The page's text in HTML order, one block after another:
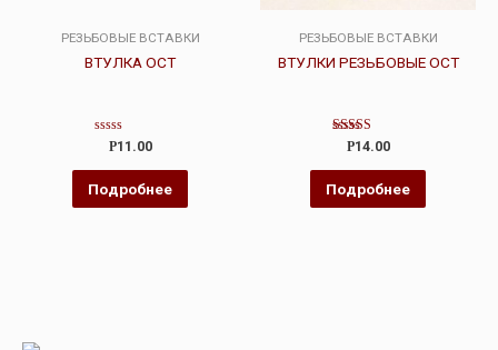
РЕЗЬБОВЫЕ ВСТАВКИ
ВТУЛКА ОСТ
Оценка
из
Р11.00
Подробнее
РЕЗЬБОВЫЕ ВСТАВКИ
ВТУЛКИ РЕЗЬБОВЫЕ ОСТ
Оценка
из 5
Р14.00
Подробнее